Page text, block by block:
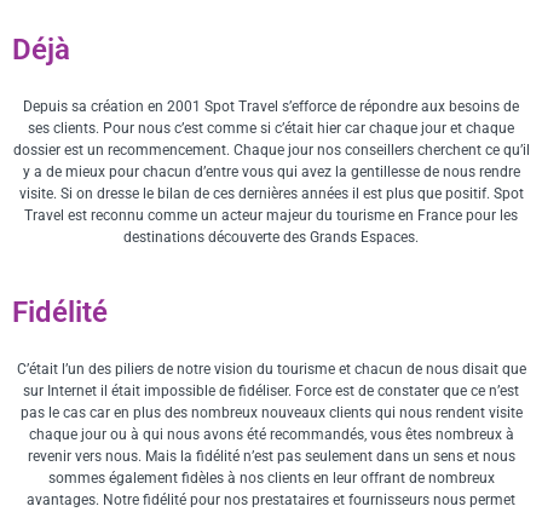
Déjà
Depuis sa création en 2001 Spot Travel s’efforce de répondre aux besoins de
ses clients. Pour nous c’est comme si c’était hier car chaque jour et chaque
dossier est un recommencement. Chaque jour nos conseillers cherchent ce qu’il
y a de mieux pour chacun d’entre vous qui avez la gentillesse de nous rendre
visite. Si on dresse le bilan de ces dernières années il est plus que positif. Spot
Travel est reconnu comme un acteur majeur du tourisme en France pour les
destinations découverte des Grands Espaces.
Fidélité
C’était l’un des piliers de notre vision du tourisme et chacun de nous disait que
sur Internet il était impossible de fidéliser. Force est de constater que ce n’est
pas le cas car en plus des nombreux nouveaux clients qui nous rendent visite
chaque jour ou à qui nous avons été recommandés, vous êtes nombreux à
revenir vers nous. Mais la fidélité n’est pas seulement dans un sens et nous
sommes également fidèles à nos clients en leur offrant de nombreux
avantages. Notre fidélité pour nos prestataires et fournisseurs nous permet